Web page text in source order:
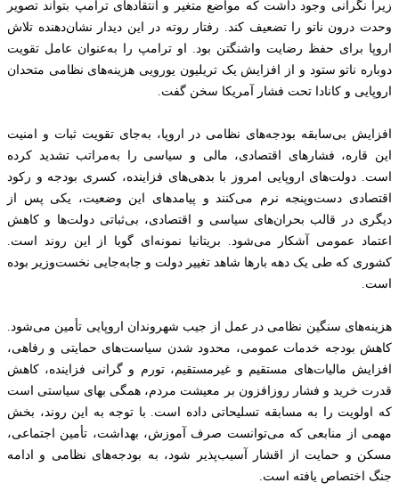
زیرا نگرانی وجود داشت که مواضع متغیر و انتقادهای ترامپ بتواند تصویر
وحدت درون ناتو را تضعیف کند. رفتار روته در این دیدار نشان‌دهنده تلاش
اروپا برای حفظ رضایت واشنگتن بود. او ترامپ را به‌عنوان عامل تقویت
دوباره ناتو ستود و از افزایش یک تریلیون یورویی هزینه‌های نظامی متحدان
اروپایی و کانادا تحت فشار آمریکا سخن گفت.
افزایش بی‌سابقه بودجه‌های نظامی در اروپا، به‌جای تقویت ثبات و امنیت
این قاره، فشارهای اقتصادی، مالی و سیاسی را به‌مراتب تشدید کرده
است. دولت‌های اروپایی امروز با بدهی‌های فزاینده، کسری بودجه و رکود
اقتصادی دست‌وپنجه نرم می‌کنند و پیامدهای این وضعیت، یکی پس از
دیگری در قالب بحران‌های سیاسی و اقتصادی، بی‌ثباتی دولت‌ها و کاهش
اعتماد عمومی آشکار می‌شود. بریتانیا نمونه‌ای گویا از این روند است.
کشوری که طی یک دهه بارها شاهد تغییر دولت و جابه‌جایی نخست‌وزیر بوده
است.
هزینه‌های سنگین نظامی در عمل از جیب شهروندان اروپایی تأمین می‌شود.
کاهش بودجه خدمات عمومی، محدود شدن سیاست‌های حمایتی و رفاهی،
افزایش مالیات‌های مستقیم و غیرمستقیم، تورم و گرانی فزاینده، کاهش
قدرت خرید و فشار روزافزون بر معیشت مردم، همگی بهای سیاستی است
که اولویت را به مسابقه تسلیحاتی داده است. با توجه به این روند، بخش
مهمی از منابعی که می‌توانست صرف آموزش، بهداشت، تأمین اجتماعی،
مسکن و حمایت از اقشار آسیب‌پذیر شود، به بودجه‌های نظامی و ادامه
جنگ اختصاص یافته است.